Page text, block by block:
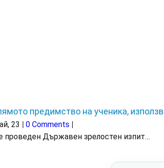
предимство на ученика,
23 | 0 Comments |
проведен Държавен зрелостен изпит…